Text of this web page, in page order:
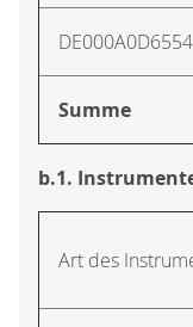
DE000A0D6554
Summe
b.1.
Art des